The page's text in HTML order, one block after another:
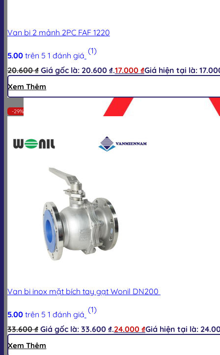
Hotline:0928.613.555Zalo:
Van bi 2 mảnh 2PC FAF 1220
5.00trên 5 1 đánh giá (1)
20.600₫ Giá gốc là: 20.600 ₫.17.000 ₫Giá hiện tại là:
Xem Thêm
-29%
Van bi inox mặt bích tay gạt Wonil DN200
5.00trên 5 1 đánh giá (1)
33.600₫ Giá gốc là: 33.600 ₫.24.000 ₫Giá hiện tại là:
Xem Thêm